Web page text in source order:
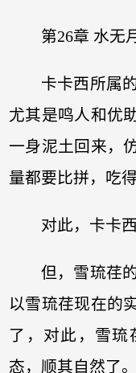
第26章 水无
卡卡西所属
尤其是鸣人和优
一身泥土回来，
量都要比拼，吃
对此，卡卡
但，雪琉荏
以雪琉荏现在的
了，对此，雪琉
态，顺其自然了。